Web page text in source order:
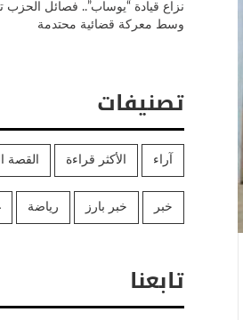
نزاع قيادة “يوساب”.. فصائل الحزب
وسط معركة قضائية محتدمة
تصنيفات
آراء الأكثر قراءة القصة
خبر خبر بارز رياضة
تابعنا